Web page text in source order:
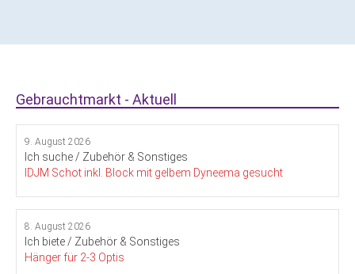
Gebrauchtmarkt - Aktuell
9. August 2026
Ich suche / Zubehör & Sonstiges
IDJM Schot inkl. Block mit gelbem Dyneema gesucht
8. August 2026
Ich biete / Zubehör & Sonstiges
Hänger für 2-3 Optis